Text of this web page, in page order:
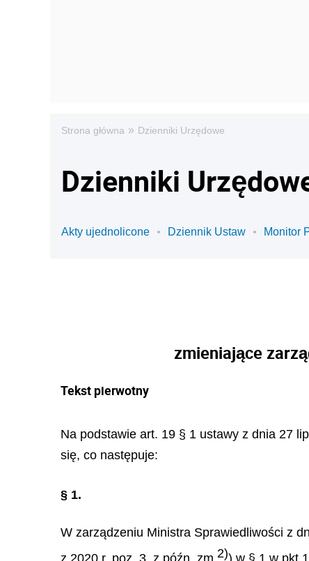
Strona główna » Dzienniki Urzędowe
Dzienniki
Akty ujednolicone Dziennik Ustaw Monitor
zmieniające
Tekst pierwotny
Na podstawie art. 19 § 1 ustawy z dnia 27
się, co następuje:
§ 1.
W zarządzeniu Ministra Sprawiedliwości z
z 2020 r. poz. 3, z późn. zm.2)) w § 1 w pkt